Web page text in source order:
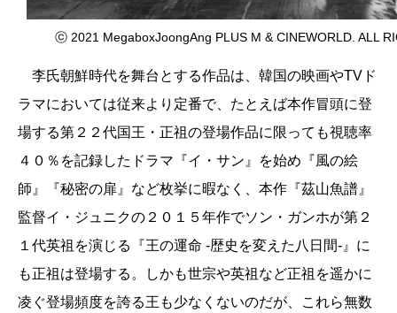
ⓒ 2021 MegaboxJoongAng PLUS M & CINEWORLD. ALL
李氏朝鮮時代を舞台とする作品は、韓国の映画やTVド
ラマにおいては従来より定番で、たとえば本作冒頭に登
場する第２２代国王・正祖の登場作品に限っても視聴率
４０％を記録したドラマ『イ・サン』を始め『風の絵
師』『秘密の扉』など枚挙に暇なく、本作『茲山魚譜』
監督イ・ジュニクの２０１５年作でソン・ガンホが第２
１代英祖を演じる『王の運命 -歴史を変えた八日間-』に
も正祖は登場する。しかも世宗や英祖など正祖を遥かに
凌ぐ登場頻度を誇る王も少なくないのだが、これら無数